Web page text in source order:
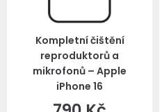
Kompletní čištění
reproduktorů a
mikrofonů – Apple
iPhone 16